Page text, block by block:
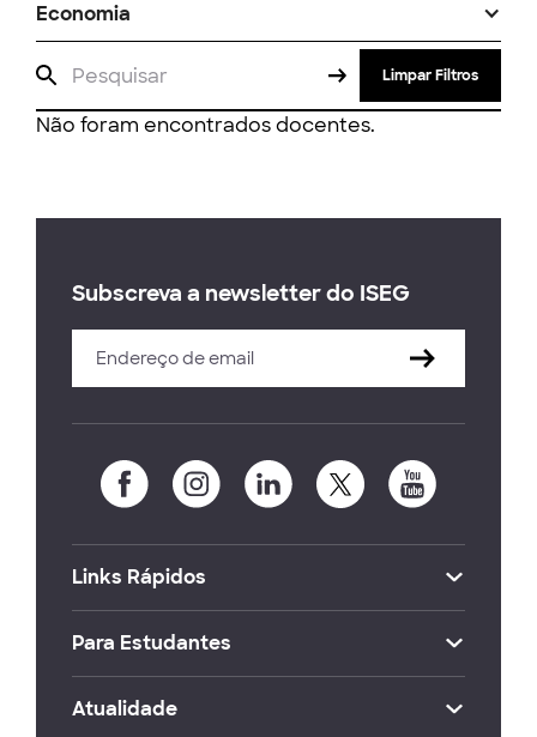
Economia
Limpar Filtros
Não foram encontrados docentes.
Subscreva a newsletter do ISEG
Links Rápidos
Para Estudantes
Atualidade